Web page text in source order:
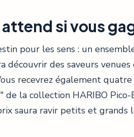
si vous
pour les sens : un
découvrir des saveurs venues
recevrez également
la collection HARIBO Pico-
saura ravir petits et grands